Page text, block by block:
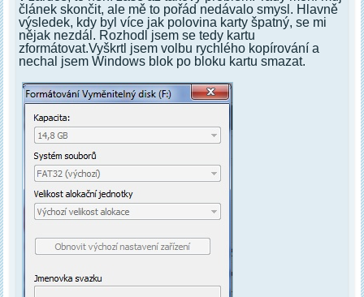
článek skončit, ale mě to pořád nedávalo smysl. Hlavně
výsledek, kdy byl více jak polovina karty špatný, se mi
nějak nezdál. Rozhodl jsem se tedy kartu
zformátovat.Vyškrtl jsem volbu rychlého kopírování a
nechal jsem Windows blok po bloku kartu smazat.